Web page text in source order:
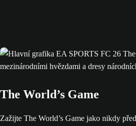
The World’s Game
Zažijte The World’s Game jako nikdy